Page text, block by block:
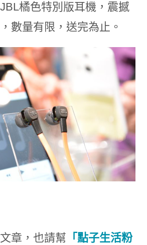
橘色特別版耳機，震撼
數量有限，送完為止。
章，也請幫 「點子生活粉